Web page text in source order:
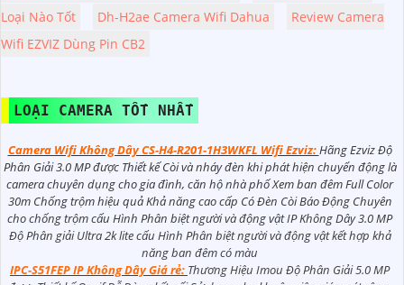
Loại Nào Tốt
Dh-H2ae Camera Wifi Dahua
Review Camera
Wifi EZVIZ Dùng Pin CB2
LOẠI CAMERA TỐT NHẤT
Camera Wifi Không Dây CS-H4-R201-1H3WKFL Wifi Ezviz:Hãng Ezviz Độ
Phân Giải 3.0 MP được Thiết kế Còi và nháy đèn khi phát hiện chuyển động là
camera chuyên dụng cho gia đình, căn hộ nhà phố Xem ban đêm Full Color
30m Chống trộm hiệu quả Khả năng cao cấp Có Ðèn Còi Báo Động Chuyên
cho chống trộm cấu Hình Phân biệt người và động vật IP Không Dây 3.0 MP
Độ Phân giải Ultra 2k lite cấu Hình Phân biệt người và động vật kết hợp khả
năng ban đêm có màu
IPC-S51FEP IP Không Dây Giá rẻ: Thương Hiệu Imou Độ Phân Giải 5.0 MP